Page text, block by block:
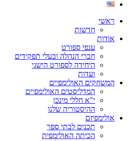
ראשי
חדשות
אודות
ענפי ספורט
חברי הנהלה ובעלי תפקידים
היחידה לספורט הישגי
ועדות
המשחקים האולימפיים
המדליסטים האולימפיים
י"א חללי מינכן
ההיסטוריה שלנו
אולימפיזם
תכנים לבתי ספר
הכיתה האולימפית